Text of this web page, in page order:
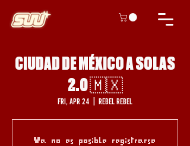
CIUDAD DE MÉXICO A SOLAS
2.0 🇲🇽
Fri, Apr 24 Rebel Rebel
Ya no es posible registrarse